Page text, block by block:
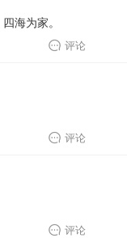
海为家。
评论
评论
评论